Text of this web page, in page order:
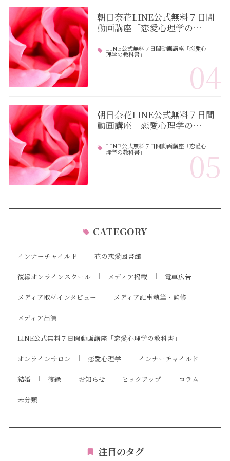
朝日奈花LINE公式無料７日間
動画講座「恋愛心理学の…
LINE公式無料７日間動画講座「恋愛心
理学の教科書」
04
朝日奈花LINE公式無料７日間
動画講座「恋愛心理学の…
LINE公式無料７日間動画講座「恋愛心
理学の教科書」 05
CATEGORY
インナーチャイルド 花の恋愛図書館
復縁オンラインスクール メディア掲載 電車広告
メディア取材インタビュー メディア記事執筆・監修
メディア出演
LINE公式無料７日間動画講座「恋愛心理学の教科書」
オンラインサロン 恋愛心理学 インナーチャイルド
結婚 復縁 お知らせ ピックアップ コラム
未分類
注目のタグ